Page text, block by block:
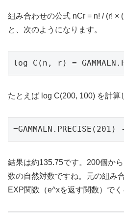
組み合わせの公式 nCr = n! / (r! ×
と、次のようになります。
log C(n, r) =
たとえば log C(200, 100) を計算
結果は約135.75です。200個か
数の自然対数ですね。元の組み
EXP関数（e^xを返す関数）でく